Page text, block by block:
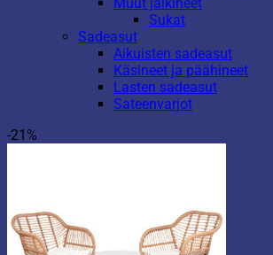
Sukat
Sadeasut
Aikuisten sadeasut
Käsineet ja päähineet
Lasten sadeasut
Sateenvarjot
-21%